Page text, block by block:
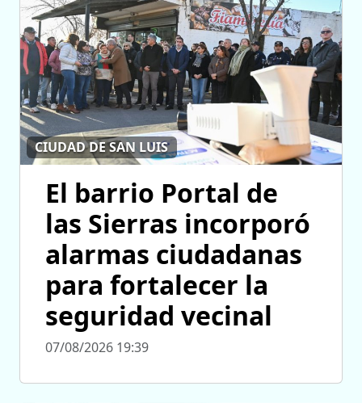
CIUDAD DE SAN LUIS
El barrio Portal de
las Sierras incorporó
alarmas ciudadanas
para fortalecer la
seguridad vecinal
07/08/2026 19:39